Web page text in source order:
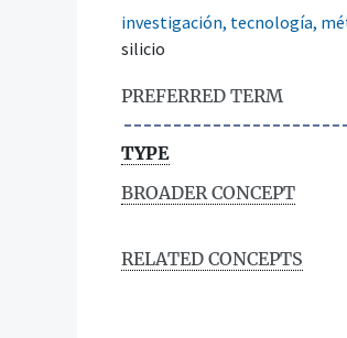
investigación, tecnología,
silicio
PREFERRED TERM
TYPE
BROADER CONCEPT
RELATED CONCEPTS